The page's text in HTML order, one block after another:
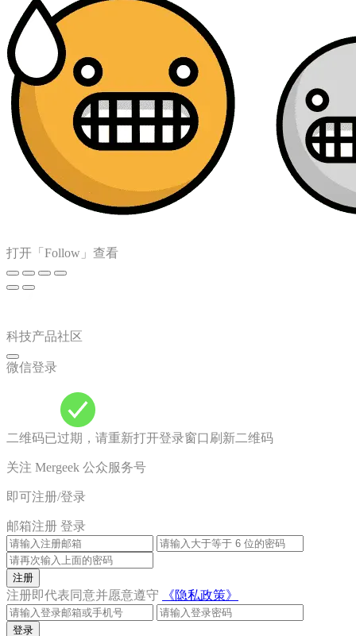
打开「Follow」查看
科技产品社区
微信登录
二维码已过期，请重新打开登录窗口刷新二维码
关注 Mergeek 公众服务号
即可注册/登录
邮箱注册 登录
注册
注册即代表同意并愿意遵守 《隐私政策》
登录